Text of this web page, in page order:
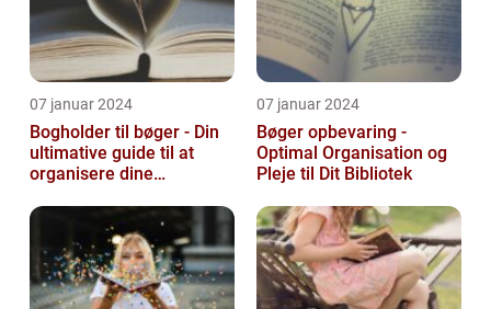
07 januar 2024
Bogholder til bøger - Din
ultimative guide til at
organisere dine
07 januar 2024
Bøger opbevaring -
Optimal Organisation og
Pleje til Dit Bibliotek